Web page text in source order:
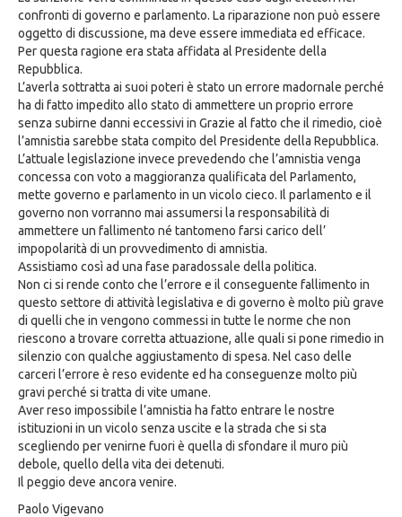
confronti di governo e parlamento. La riparazione non può essere
oggetto di discussione, ma deve essere immediata ed efficace.
Per questa ragione era stata affidata al Presidente della
Repubblica.
L’averla sottratta ai suoi poteri è stato un errore madornale perché
ha di fatto impedito allo stato di ammettere un proprio errore
senza subirne danni eccessivi in Grazie al fatto che il rimedio, cioè
l’amnistia sarebbe stata compito del Presidente della Repubblica.
L’attuale legislazione invece prevedendo che l’amnistia venga
concessa con voto a maggioranza qualificata del Parlamento,
mette governo e parlamento in un vicolo cieco. Il parlamento e il
governo non vorranno mai assumersi la responsabilità di
ammettere un fallimento né tantomeno farsi carico dell’
impopolarità di un provvedimento di amnistia.
Assistiamo così ad una fase paradossale della politica.
Non ci si rende conto che l’errore e il conseguente fallimento in
questo settore di attività legislativa e di governo è molto più grave
di quelli che in vengono commessi in tutte le norme che non
riescono a trovare corretta attuazione, alle quali si pone rimedio in
silenzio con qualche aggiustamento di spesa. Nel caso delle
carceri l’errore è reso evidente ed ha conseguenze molto più
gravi perché si tratta di vite umane.
Aver reso impossibile l’amnistia ha fatto entrare le nostre
istituzioni in un vicolo senza uscite e la strada che si sta
scegliendo per venirne fuori è quella di sfondare il muro più
debole, quello della vita dei detenuti.
Il peggio deve ancora venire.
Paolo Vigevano